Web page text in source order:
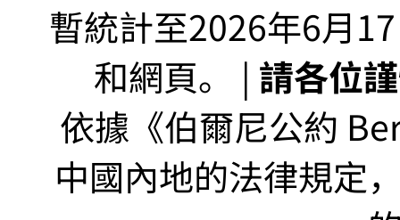
暫統計至2026年6月
和網頁。 | 請各位
依據《伯爾尼公約
中國內地的法律規定